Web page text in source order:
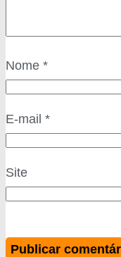
Nome *
E-mail *
Site